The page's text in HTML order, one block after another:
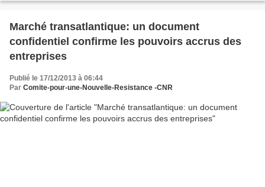
Marché transatlantique: un document
confidentiel confirme les pouvoirs accrus des
entreprises
Publié le 17/12/2013 à 06:44
Par Comite-pour-une-Nouvelle-Resistance -CNR